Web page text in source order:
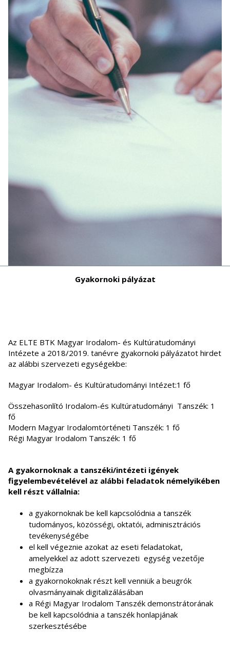
Gyakornoki pályázat
Az ELTE BTK Magyar Irodalom- és Kultúratudományi
Intézete a 2018/2019. tanévre gyakornoki pályázatot hirdet
az alábbi szervezeti egységekbe:
Magyar Irodalom- és Kultúratudományi Intézet:1 fő
Összehasonlító Irodalom-és Kultúratudományi Tanszék: 1
fő
Modern Magyar Irodalomtörténeti Tanszék: 1 fő
Régi Magyar Irodalom Tanszék: 1 fő
A gyakornoknak a tanszéki/intézeti igények
figyelembevételével az alábbi feladatok némelyikében
kell részt vállalnia:
a gyakornoknak be kell kapcsolódnia a tanszék
tudományos, közösségi, oktatói, adminisztrációs
tevékenységébe
el kell végeznie azokat az eseti feladatokat,
amelyekkel az adott szervezeti egység vezetője
megbízza
a gyakornokoknak részt kell venniük a beugrók
olvasmányainak digitalizálásában
a Régi Magyar Irodalom Tanszék demonstrátorának
be kell kapcsolódnia a tanszék honlapjának
szerkesztésébe